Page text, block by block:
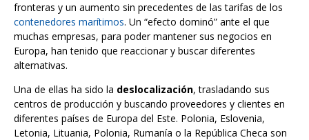
fronteras y un aumento sin precedentes de las tarifas de los
contenedores marítimos. Un “efecto dominó” ante el que
muchas empresas, para poder mantener sus negocios en
Europa, han tenido que reaccionar y buscar diferentes
alternativas.
Una de ellas ha sido la deslocalización, trasladando sus
centros de producción y buscando proveedores y clientes en
diferentes países de Europa del Este. Polonia, Eslovenia,
Letonia, Lituania, Polonia, Rumanía o la República Checa son